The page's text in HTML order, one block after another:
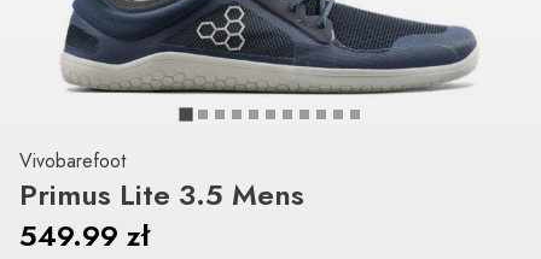
Vivobarefoot
Primus Lite 3.5 Mens
549.99 zł